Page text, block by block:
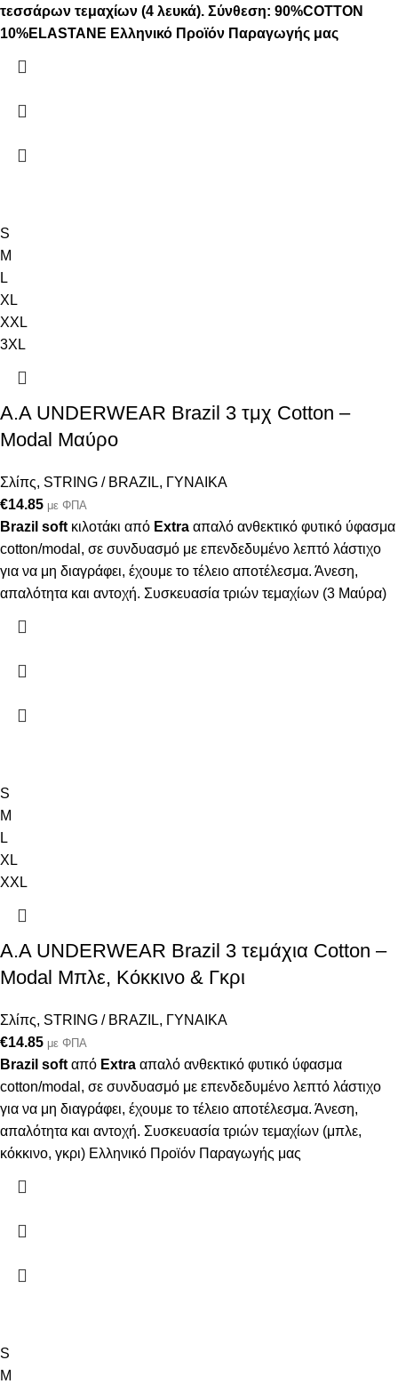
τεσσάρων τεμαχίων (4 λευκά). Σύνθεση: 90%COTTON
10%ELASTANE Ελληνικό Προϊόν Παραγωγής μας
S
M
L
XL
XXL
3XL
Α.A UNDERWEAR Brazil 3 τμχ Cotton –
Modal Μαύρο
Σλίπς, STRING / BRAZIL, ΓΥΝΑΙΚΑ
€14.85 με ΦΠΑ
Brazil soft κιλοτάκι από Extra απαλό ανθεκτικό φυτικό ύφασμα
cotton/modal, σε συνδυασμό με επενδεδυμένο λεπτό λάστιχο
για να μη διαγράφει, έχουμε το τέλειο αποτέλεσμα. Άνεση,
απαλότητα και αντοχή. Συσκευασία τριών τεμαχίων (3 Μαύρα)
S
M
L
XL
XXL
A.A UNDERWEAR Brazil 3 τεμάχια Cotton –
Modal Μπλε, Κόκκινο & Γκρι
Σλίπς, STRING / BRAZIL, ΓΥΝΑΙΚΑ
€14.85 με ΦΠΑ
Brazil soft από Extra απαλό ανθεκτικό φυτικό ύφασμα
cotton/modal, σε συνδυασμό με επενδεδυμένο λεπτό λάστιχο
για να μη διαγράφει, έχουμε το τέλειο αποτέλεσμα. Άνεση,
απαλότητα και αντοχή. Συσκευασία τριών τεμαχίων (μπλε,
κόκκινο, γκρι) Ελληνικό Προϊόν Παραγωγής μας
S
M